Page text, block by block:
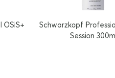
OSiS+
Schwarzkopf
Session 300ml